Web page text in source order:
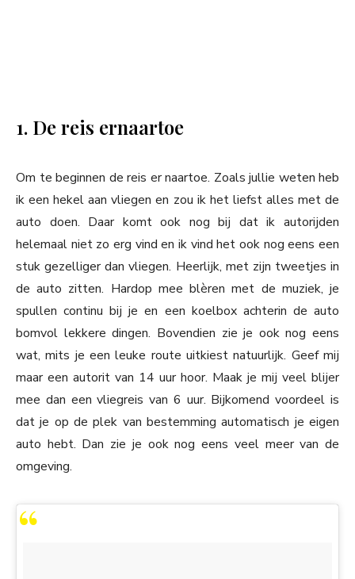
1. De reis ernaartoe
Om te beginnen de reis er naartoe. Zoals jullie weten heb
ik een hekel aan vliegen en zou ik het liefst alles met de
auto doen. Daar komt ook nog bij dat ik autorijden
helemaal niet zo erg vind en ik vind het ook nog eens een
stuk gezelliger dan vliegen. Heerlijk, met zijn tweetjes in
de auto zitten. Hardop mee blèren met de muziek, je
spullen continu bij je en een koelbox achterin de auto
bomvol lekkere dingen. Bovendien zie je ook nog eens
wat, mits je een leuke route uitkiest natuurlijk. Geef mij
maar een autorit van 14 uur hoor. Maak je mij veel blijer
mee dan een vliegreis van 6 uur. Bijkomend voordeel is
dat je op de plek van bestemming automatisch je eigen
auto hebt. Dan zie je ook nog eens veel meer van de
omgeving.